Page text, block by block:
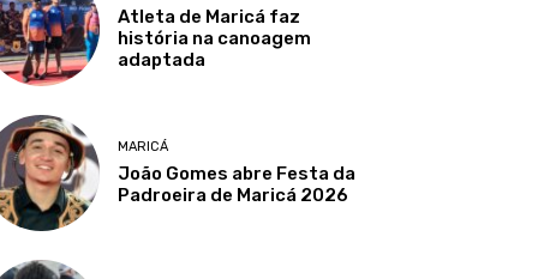
Atleta de Maricá faz
história na canoagem
adaptada
MARICÁ
João Gomes abre Festa da
Padroeira de Maricá 2026